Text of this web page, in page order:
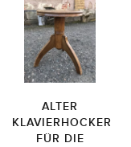
ALTER
KLAVIERHOCKER
FÜR DIE